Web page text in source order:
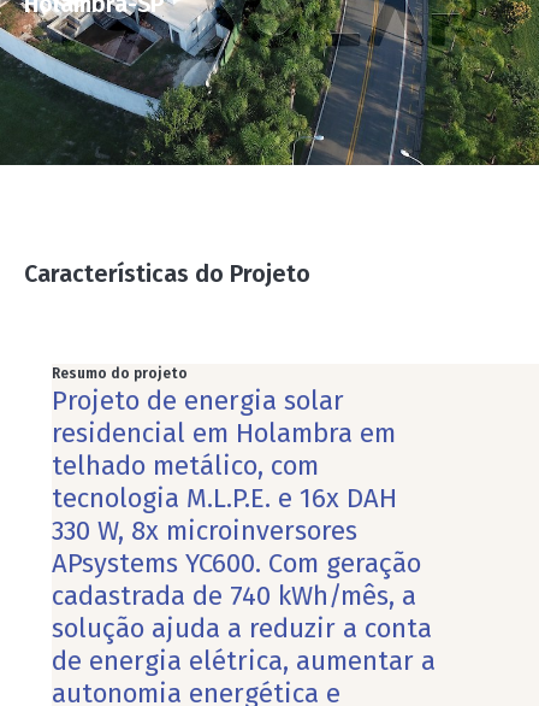
Características do Projeto
Resumo do projeto
Projeto de energia solar
residencial em Holambra em
telhado metálico, com
tecnologia M.L.P.E. e 16x DAH
330 W, 8x microinversores
APsystems YC600. Com geração
cadastrada de 740 kWh/mês, a
solução ajuda a reduzir a conta
de energia elétrica, aumentar a
autonomia energética e